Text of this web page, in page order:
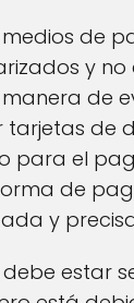
medios de
y no
de
tarjetas de
para el
de
y
debe estar